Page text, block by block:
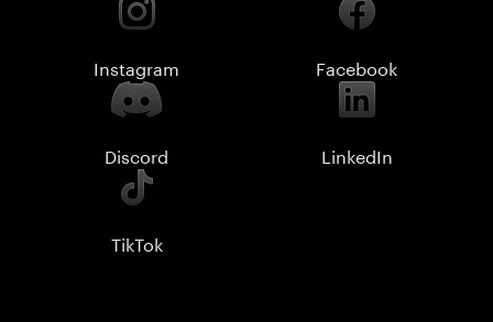
Instagram Facebook
Discord LinkedIn
TikTok